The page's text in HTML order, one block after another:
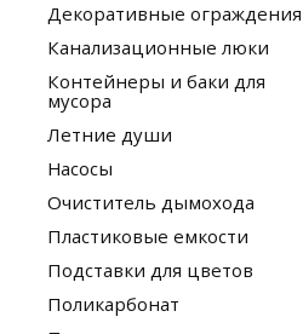
Декоративные ограждения
Канализационные люки
Контейнеры и баки для
мусора
Летние души
Насосы
Очиститель дымохода
Пластиковые емкости
Подставки для цветов
Поликарбонат